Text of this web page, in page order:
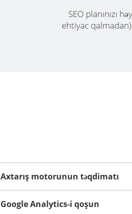
SEO planınızı
ehtiyac qalmadan)
Axtarış motorunun təqdimatı
Google Analytics-i qoşun